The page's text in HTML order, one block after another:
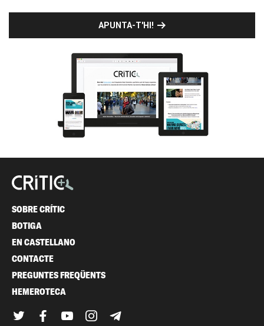
APUNTA-T'HI!
SOBRE CRÍTIC
BOTIGA
EN CASTELLANO
CONTACTE
PREGUNTES FREQÜENTS
HEMEROTECA
TwitterFacebook
YouTubeInstagram